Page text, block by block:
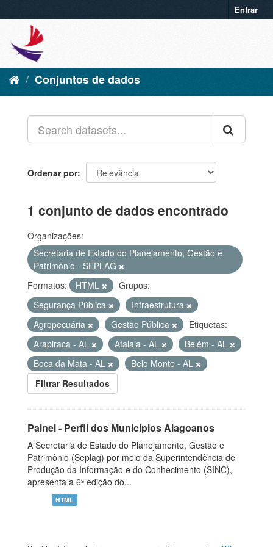
Entrar
Conjuntos de dados
Ordenar por
1 conjunto de dados encontrado
Organizações:
Secretaria de Estado do Planejamento, Gestão e
Patrimônio - SEPLAG
Formatos:
HTML
Grupos:
Segurança Pública
Infraestrutura
Agropecuária
Gestão Pública
Etiquetas:
Arapiraca - AL
Atalaia - AL
Belém - AL
Boca da Mata - AL
Belo Monte - AL
Filtrar Resultados
Painel - Perfil dos Municípios Alagoanos
A Secretaria de Estado do Planejamento, Gestão e
Patrimônio (Seplag) por meio da Superintendência de
Produção da Informação e do Conhecimento (SINC),
apresenta a 6ª edição do...
HTML